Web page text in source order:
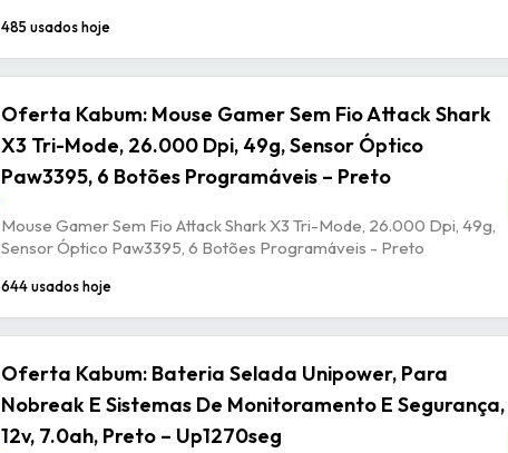
485 usados hoje
Oferta Kabum: Mouse Gamer Sem Fio Attack Shark
X3 Tri-Mode, 26.000 Dpi, 49g, Sensor Óptico
Paw3395, 6 Botões Programáveis – Preto
Mouse Gamer Sem Fio Attack Shark X3 Tri-Mode, 26.000 Dpi, 49g,
Sensor Óptico Paw3395, 6 Botões Programáveis - Preto
644 usados hoje
Oferta Kabum: Bateria Selada Unipower, Para
Nobreak E Sistemas De Monitoramento E Segurança,
12v, 7.0ah, Preto – Up1270seg